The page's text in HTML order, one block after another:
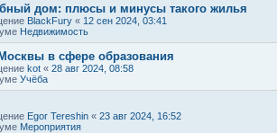
дом: плюсы и минусы такого жилья
BlackFury « 12 сен 2024, 03:41
Недвижимость
в сфере образования
kot « 28 авг 2024, 08:58
Учёба
Egor Tereshin « 23 авг 2024, 16:52
Мероприятия